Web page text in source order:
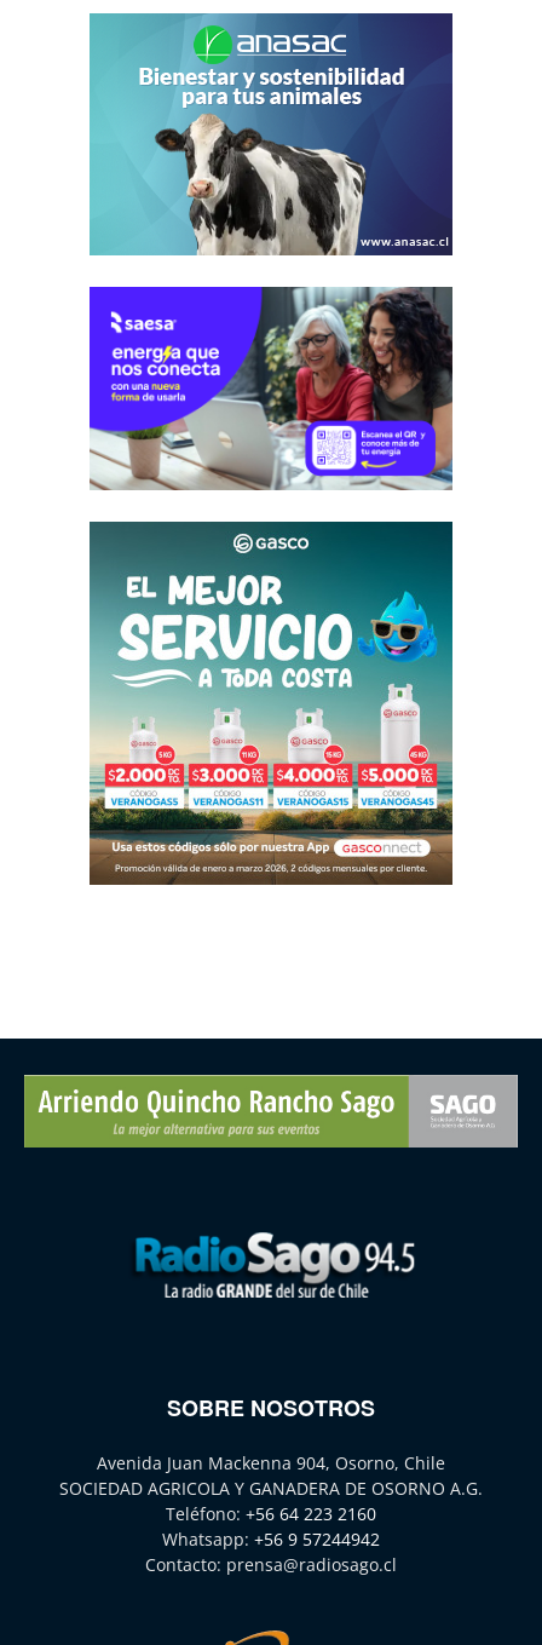
SOBRE NOSOTROS
Avenida Juan Mackenna 904, Osorno, Chile
SOCIEDAD AGRICOLA Y GANADERA DE OSORNO A.G.
Teléfono: +56 64 223 2160
Whatsapp: +56 9 57244942
Contacto: prensa@radiosago.cl